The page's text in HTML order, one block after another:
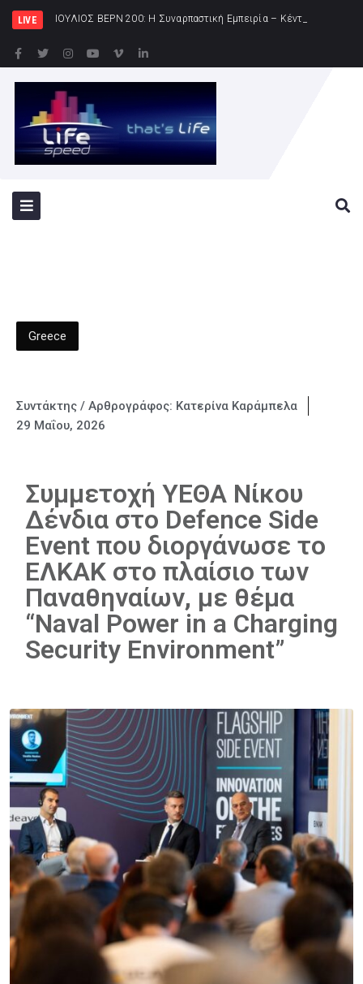
LIVE
Greece
Συντάκτης / Αρθρογράφος: Κατερίνα Καράμπελα
29 Μαΐου, 2026
Συμμετοχή ΥΕΘΑ Νίκου
Δένδια στο Defence Side
Event που διοργάνωσε το
ΕΛΚΑΚ στο πλαίσιο των
Παναθηναίων, με θέμα
“Naval Power in a Charging
Security Environment”